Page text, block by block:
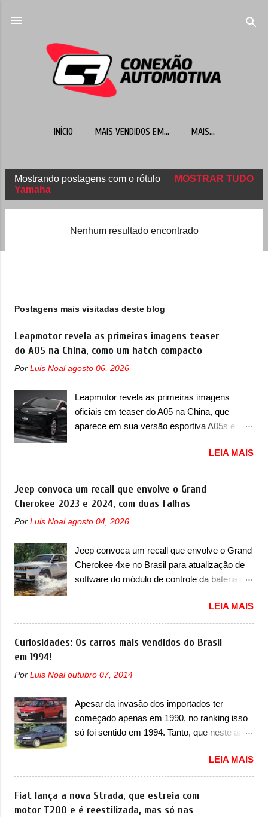
INÍCIO MAIS VENDIDOS EM... MAIS…
o
Mostrando postagens com o rótulo
Yamaha
MOSTRAR TUDO
Nenhum resultado encontrado
Postagens mais visitadas deste blog
Leapmotor revela as primeiras imagens teaser
do A05 na China, como um hatch compacto
Por Luis Noal agosto 06, 2026
Leapmotor revela as primeiras imagens
oficiais em teaser do A05 na China, que
aparece em sua versão esportiva A05s e
A Leapmotor vem apresentando uma rápida
expansão na China em termos de portfólio.
Apoiada pela Stellantis, a marca confirmou a
estreia de um novo modelo compacto à sua
marca revelou as primeiras imagens teaser
versão mais esportiva, o A05s. Previsto para
ser lançado ainda neste ano na China, o
compacto elétrico colocará a Leapmotor para
de compactos, como BYD Dolphin e Geely
EX2. Visualmente, o A05 conta com um
design já visto por outros modelos da marca,
Basicamente sendo o hatch do SUV, o A05
vinculado ao SUV. Na dianteira, ele possui
faróis com um desenho mais retangular, com
um pequeno prolongamento para as laterais.
LEIA MAIS
Jeep convoca um recall que envolve o Grand
Cherokee 2023 e 2024, com duas falhas
Por Luis Noal agosto 04, 2026
Jeep convoca um recall que envolve o Grand
Cherokee 4xe no Brasil para atualização de
software do módulo de controle da bateria e
Jeep convocou no dia 10 de outubro de 2025
um chamado que envolve os proprietários do
Grand Cherokee 4xe, em sua versão única
unidades afetadas precisam retornar a uma
de dois problemas. O primeiro deles será
uma atualização do software do módulo de
controle da bateria (AHCP e HCP). Para
realizada a verificação e, se necessário, a
substituição do motor do ventilador HVAC
(aquecimento, ventilação e ar-condicionado).
A marca também confirmou que “foi
LEIA MAIS
Curiosidades: Os carros mais vendidos do Brasil
em 1994!
Por Luis Noal outubro 07, 2014
Apesar da invasão dos importados ter
começado apenas em 1990, no ranking isso
só foi sentido em 1994. Tanto, que neste ano,
ao começar pelo Chevrolet Corsa, o mais
destacado deles no ranking que perdurou no
nosso mercado até início de 2012 e com
certeza foi um grandioso lançamento da
LEIA MAIS
Fiat lança a nova Strada, que estreia com
motor T200 e é reestilizada, mas só nas